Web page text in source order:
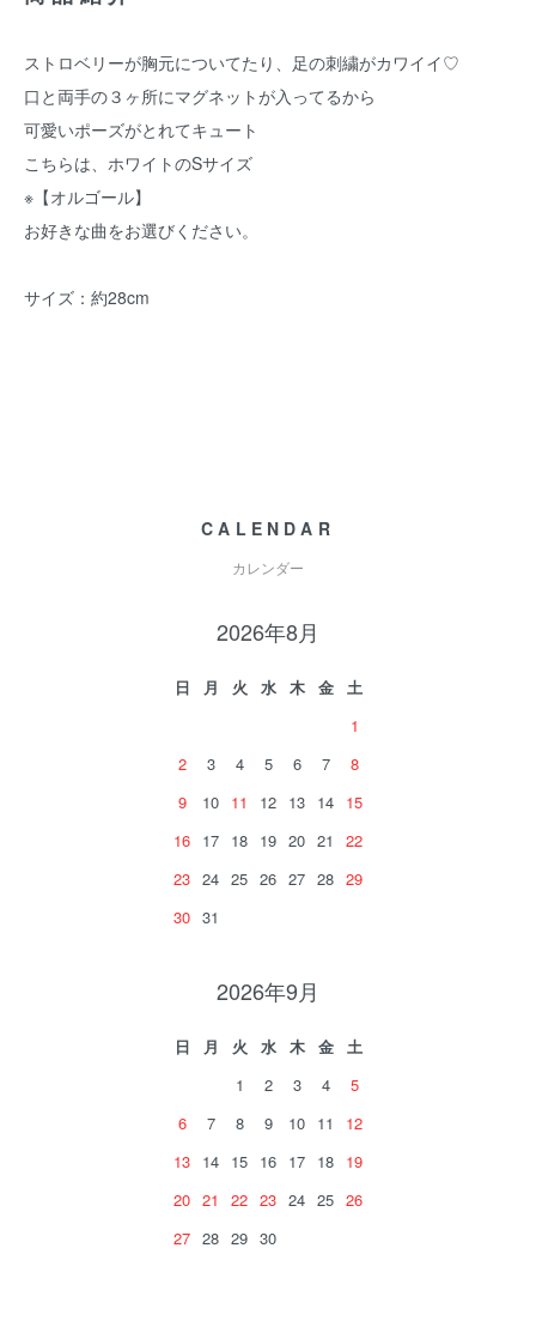
ストロベリーが胸元についてたり、足の刺繍がカワイイ♡
口と両手の３ヶ所にマグネットが入ってるから
可愛いポーズがとれてキュート
こちらは、ホワイトのSサイズ
※【オルゴール】
お好きな曲をお選びください。
サイズ：約28cm
CALENDAR
カレンダー
2026年8月
日 月 火 水 木 金
土
1
2
3 4 5 6 7
8
9
10 11 12 13 14 15
16 17 18 19 20 21
22
23 24 25 26 27 28 29
30 31
2026年9月
日 月 火 水 木 金
土
1
2 3 4
5
6
7 8 9 10 11
12
13 14 15 16 17 18 19
20 21 22 23 24 25 26
27 28 29 30